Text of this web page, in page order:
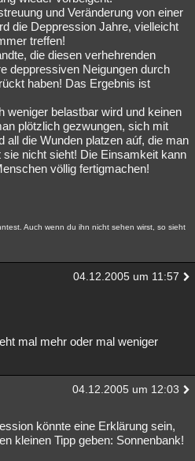
und Veränderung von einer
die Deppression Jahre, vielleicht
treffen!
die diesen verhehrenden
deppressiven Neigungen durch
haben! Das Ergebnis ist
weniger belastbar wird und keinen
plötzlich gezwungen, sich mit
all die Wunden platzen aúf, die man
nicht sieht! Die Einsamkeit kann
völlig fertigmachen!
Auch wenn du ihn nicht sehen wirst, so sieht
04.12.2005 um 11:57
mal mehr oder mal weniger
04.12.2005 um 12:03
könnte eine Erklärung sein,
kleinen Tipp geben: Sonnenbank!